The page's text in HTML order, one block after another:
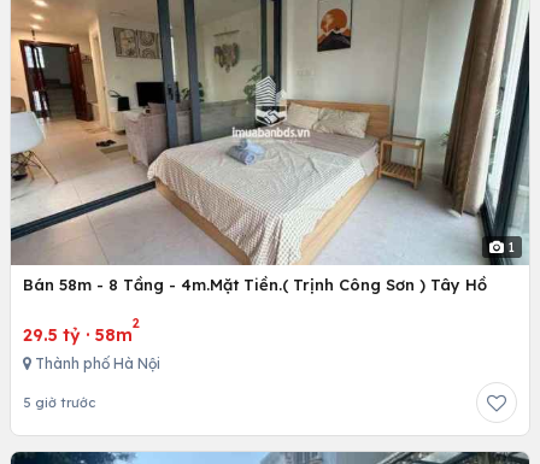
1
Bán 58m - 8 Tầng - 4m.Mặt Tiền.( Trịnh Công Sơn ) Tây Hồ
29.5 tỷ · 58m
2
Thành phố Hà Nội
5 giờ trước